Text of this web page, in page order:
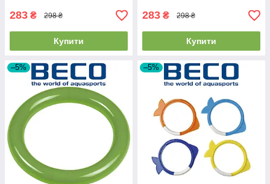
283 ₴ 298 ₴
Купити
283 ₴ 298 ₴
Купити
–5% –5%